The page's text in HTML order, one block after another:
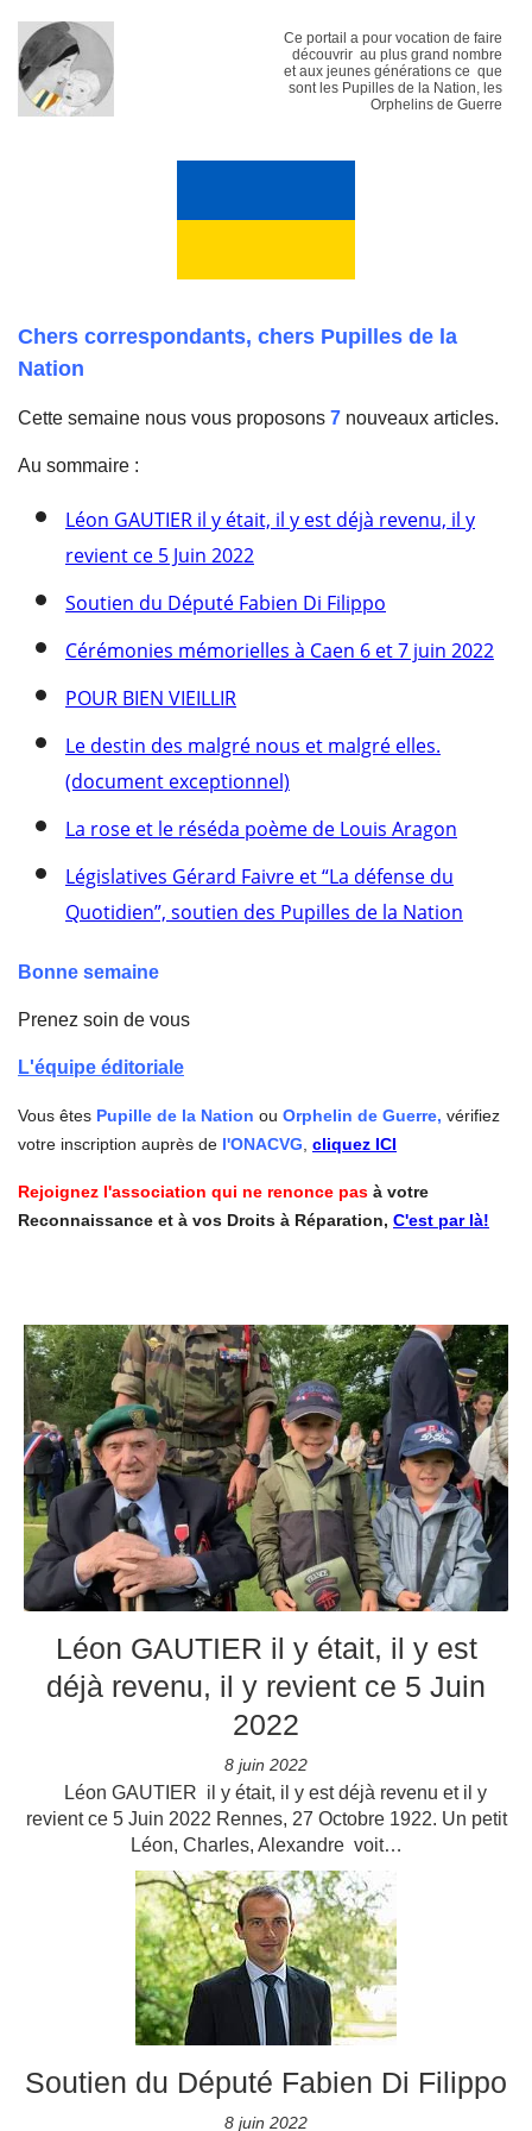
Ce portail a pour vocation de faire
découvrir au plus grand nombre
et aux jeunes générations ce que
sont les Pupilles de la Nation, les
Orphelins de Guerre
Chers correspondants, chers Pupilles de la
Nation
Cette semaine nous vous proposons 7 nouveaux articles.
Au sommaire :
Léon GAUTIER il y était, il y est déjà revenu, il y
revient ce 5 Juin 2022
Soutien du Député Fabien Di Filippo
Cérémonies mémorielles à Caen 6 et 7 juin 2022
POUR BIEN VIEILLIR
Le destin des malgré nous et malgré elles.
(document exceptionnel)
La rose et le réséda poème de Louis Aragon
Législatives Gérard Faivre et “La défense du
Quotidien”, soutien des Pupilles de la Nation
Bonne semaine
Prenez soin de vous
L'équipe éditoriale
Vous êtes Pupille de la Nation ou Orphelin de Guerre, vérifiez
votre inscription auprès de l'ONACVG cliquez ICI
Rejoignez l'association qui ne renonce pas à votre
Reconnaissance et à vos Droits à Réparation, C'est par là!
Léon GAUTIER il y était, il y est
déjà revenu, il y revient ce 5 Juin
2022
8 juin 2022
Léon GAUTIER il y était, il y est déjà revenu et il y
revient ce 5 Juin 2022 Rennes, 27 Octobre 1922. Un petit
Léon, Charles, Alexandre voit…
Soutien du Député Fabien Di Filippo
8 juin 2022